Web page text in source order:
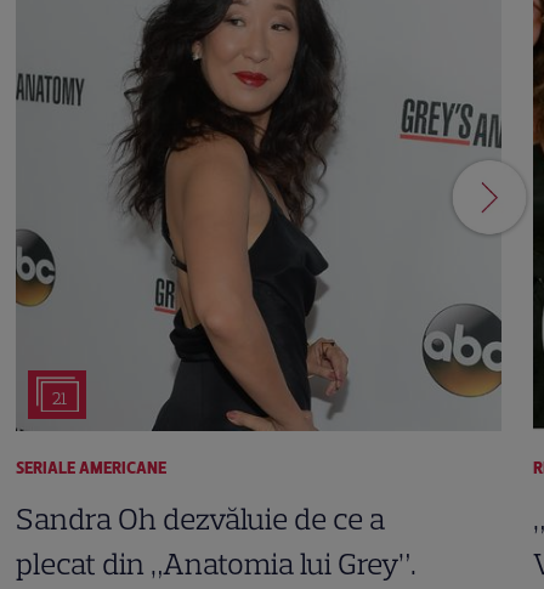
21
SERIALE AMERICANE
Sandra Oh dezvăluie de ce a
plecat din „Anatomia lui Grey”.